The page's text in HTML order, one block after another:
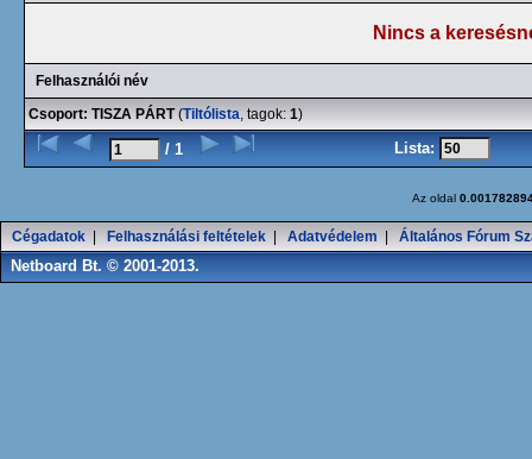
Nincs a
Felhasználói név
Csoport: TISZA PÁRT(Tiltólista, tagok: 1)
/ 1 Lista:
Az oldal
Cégadatok Felhasználási feltételek Adatvédelem Általános Fórum
Netboard Bt. © 2001-2013.